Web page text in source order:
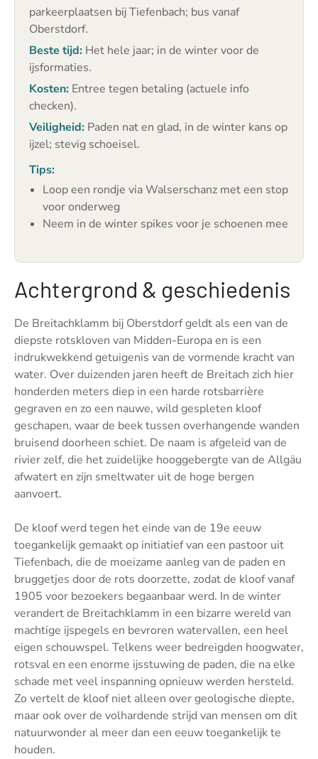
parkeerplaatsen bij Tiefenbach; bus vanaf
Oberstdorf.
Beste tijd: Het hele jaar; in de winter voor de
ijsformaties.
Kosten: Entree tegen betaling (actuele info
checken).
Veiligheid: Paden nat en glad, in de winter kans op
ijzel; stevig schoeisel.
Tips:
Loop een rondje via Walserschanz met een stop
voor onderweg
Neem in de winter spikes voor je schoenen mee
Achtergrond & geschiedenis
De Breitachklamm bij Oberstdorf geldt als een van de
diepste rotskloven van Midden-Europa en is een
indrukwekkend getuigenis van de vormende kracht van
water. Over duizenden jaren heeft de Breitach zich hier
honderden meters diep in een harde rotsbarrière
gegraven en zo een nauwe, wild gespleten kloof
geschapen, waar de beek tussen overhangende wanden
bruisend doorheen schiet. De naam is afgeleid van de
rivier zelf, die het zuidelijke hooggebergte van de Allgäu
afwatert en zijn smeltwater uit de hoge bergen
aanvoert.
De kloof werd tegen het einde van de 19e eeuw
toegankelijk gemaakt op initiatief van een pastoor uit
Tiefenbach, die de moeizame aanleg van de paden en
bruggetjes door de rots doorzette, zodat de kloof vanaf
1905 voor bezoekers begaanbaar werd. In de winter
verandert de Breitachklamm in een bizarre wereld van
machtige ijspegels en bevroren watervallen, een heel
eigen schouwspel. Telkens weer bedreigden hoogwater,
rotsval en een enorme ijsstuwing de paden, die na elke
schade met veel inspanning opnieuw werden hersteld.
Zo vertelt de kloof niet alleen over geologische diepte,
maar ook over de volhardende strijd van mensen om dit
natuurwonder al meer dan een eeuw toegankelijk te
houden.